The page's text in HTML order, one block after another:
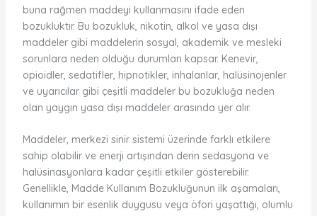
buna rağmen maddeyi kullanmasını ifade eden
bozukluktır. Bu bozukluk, nikotin, alkol ve yasa dışı
maddeler gibi maddelerin sosyal, akademik ve mesleki
sorunlara neden olduğu durumları kapsar. Kenevir,
opioidler, sedatifler, hipnotikler, inhalanlar, halüsinojenler
ve uyarıcılar gibi çeşitli maddeler bu bozukluğa neden
olan yaygın yasa dışı maddeler arasında yer alır.
Maddeler, merkezi sinir sistemi üzerinde farklı etkilere
sahip olabilir ve enerji artışından derin sedasyona ve
halüsinasyonlara kadar çeşitli etkiler gösterebilir.
Genellikle, Madde Kullanım Bozukluğunun ilk aşamaları,
kullanımın bir esenlik duygusu veya öfori yaşattığı, olumlu